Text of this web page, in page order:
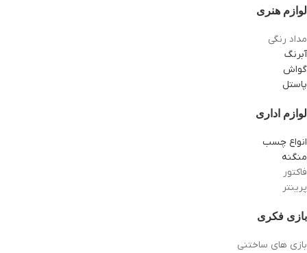
لوازم هنری
مداد رنگی
آبرنگ
گواش
پاستل
لوازم اداری
انواع چسب
منگنه
فاکتور
پرینتر
بازی فکری
بازی های ساختنی